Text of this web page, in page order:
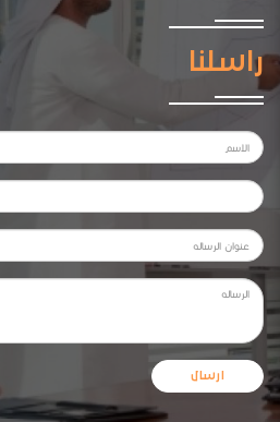
راسلنا
ارسال